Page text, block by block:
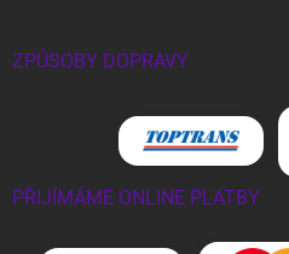
ZPŮSOBY DOPRAVY
PŘIJÍMÁME ONLINE PLATBY